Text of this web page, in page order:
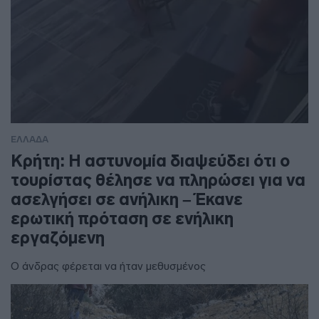
ΕΛΛΑΔΑ
Κρήτη: Η αστυνομία διαψεύδει ότι ο
τουρίστας θέλησε να πληρώσει για να
ασελγήσει σε ανήλικη – Έκανε
ερωτική πρόταση σε ενήλικη
εργαζόμενη
Ο άνδρας φέρεται να ήταν μεθυσμένος